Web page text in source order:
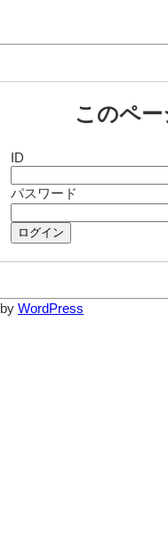
このペ
ID
パスワード
ログイン
WordPress